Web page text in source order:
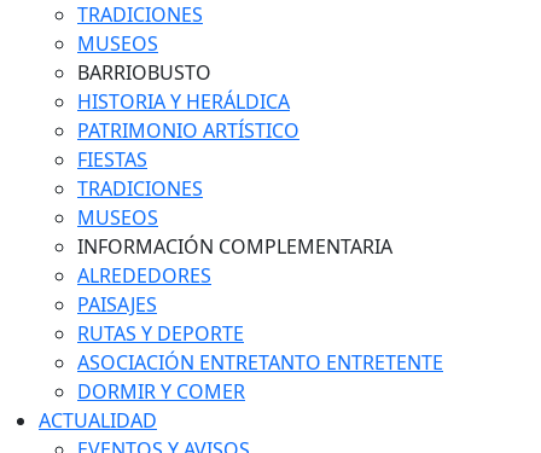
TRADICIONES
MUSEOS
BARRIOBUSTO
HISTORIA Y HERÁLDICA
PATRIMONIO ARTÍSTICO
FIESTAS
TRADICIONES
MUSEOS
INFORMACIÓN COMPLEMENTARIA
ALREDEDORES
PAISAJES
RUTAS Y DEPORTE
ASOCIACIÓN ENTRETANTO ENTRETENTE
DORMIR Y COMER
ACTUALIDAD